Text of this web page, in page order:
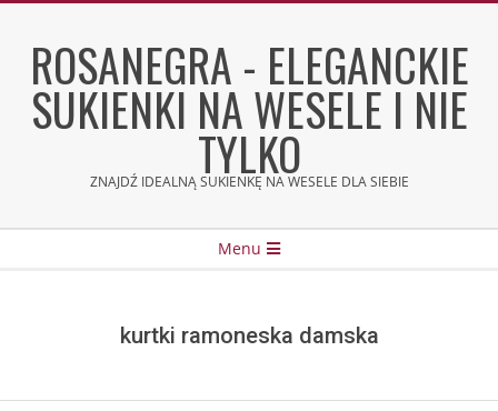
contentROSANEGRA - ELEGANCKIE
SUKIENKI NA WESELE I NIE
TYLKO
ZNAJDŹ IDEALNĄ SUKIENKĘ NA WESELE DLA SIEBIE
Menu
kurtki ramoneska damska